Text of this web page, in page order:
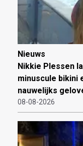
Nieuws
Nikkie Plessen
minuscule bikini
nauwelijks
08-08-2026